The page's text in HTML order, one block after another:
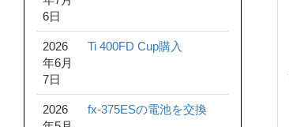
6日
2026
年6月
7日
Ti 400FD Cup購入
2026
fx-375ESの電池を交換